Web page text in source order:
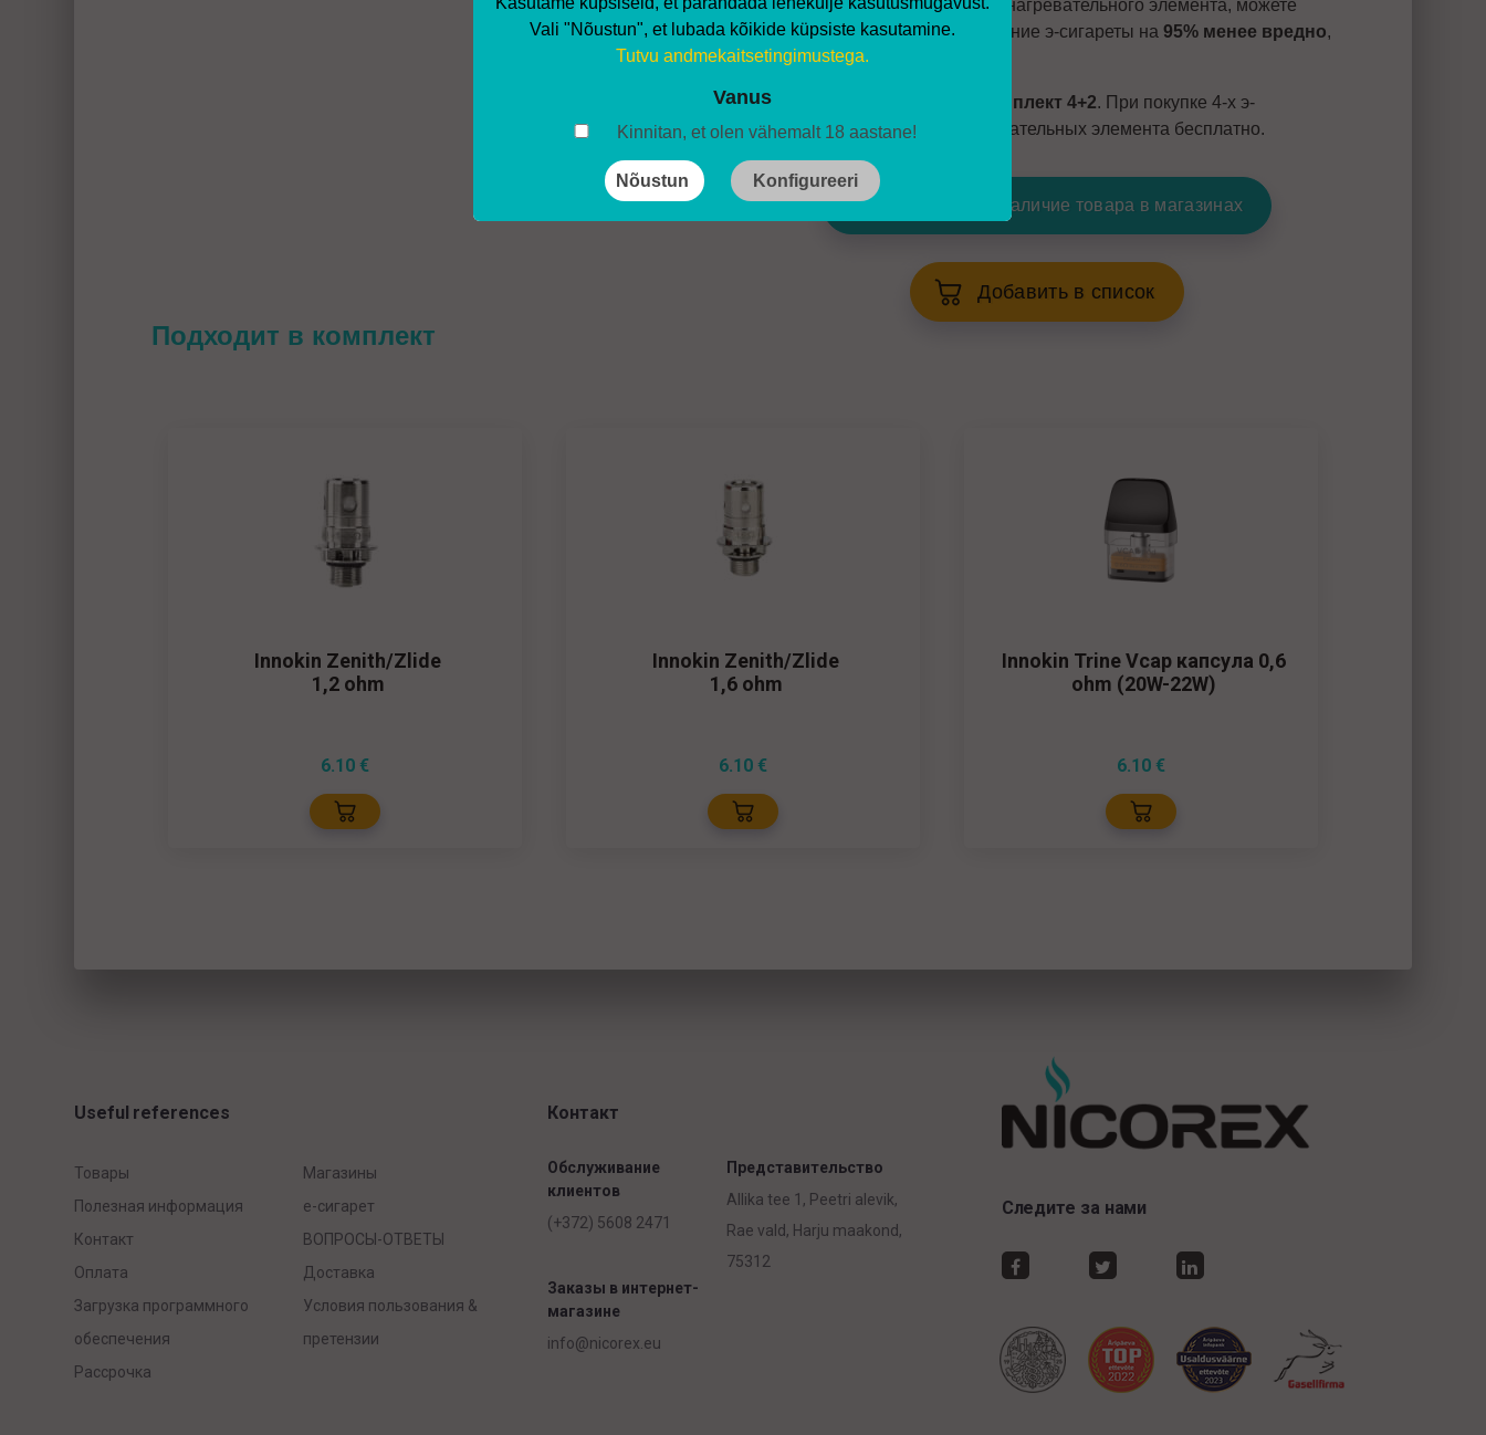
- При своевременной замене нагревательного элемента, можете
быть уверены, что использование э-сигареты на 95% менее вредно,
чем курение!
- Идеально решение – это комплект 4+2. При покупке 4-х э-
жидкостей получаете 2 нагревательных элемента бесплатно.
Посмотреть наличие товара в магазинах
Добавить в список
Подходит в комплект
Innokin Zenith/Zlide
1,2 ohm
6.10 €
Innokin Zenith/Zlide
1,6 ohm
6.10 €
Innokin Trine Vcap капсула 0,6
ohm (20W-22W)
6.10 €
Useful references
Товары
Mагазины
Полезная информация
e-сигарет
Контакт
ВОПРОСЫ-ОТВЕТЫ
Оплата
Доставка
Загрузка программного
обеспечения
Условия пользования &
претензии
Рассрочка
Контакт
Обслуживание
клиентов
(+372) 5608 2471
Представительство
Allika tee 1, Peetri alevik,
Rae vald, Harju maakond,
75312
Заказы в интернет-
магазине
info@nicorex.eu
Следите за нами
Vali "Nõustun", et lubada kõikide küpsiste kasutamine.
Tutvu andmekaitsetingimustega.
Vanus
Kinnitan, et olen vähemalt 18 aastane!
Nõustun Konfigureeri